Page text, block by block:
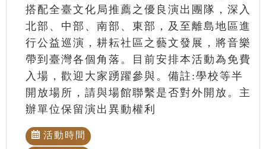
搭配全臺文化局推薦之優良演出團隊，深入
北部、中部、南部、東部，及至離島地區進
行公益巡演，耕耘社區之藝文發展，將音樂
帶到臺灣各個角落。目前安排本活動為免費
入場，歡迎大家踴躍參與。備註:學校等半
開放場所，請與場館聯繫是否對外開放。主
辦單位保留演出異動權利
活動時間